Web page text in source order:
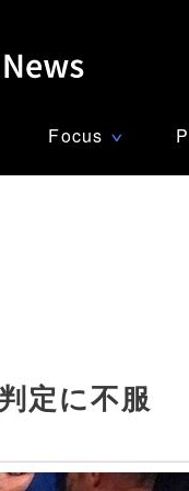
Focus ∨
定に不服